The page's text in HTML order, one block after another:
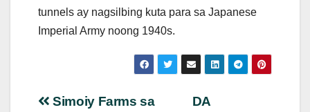
tunnels ay nagsilbing kuta para sa Japanese
Imperial Army noong 1940s.
Post
DA
Simoiy Farms sa